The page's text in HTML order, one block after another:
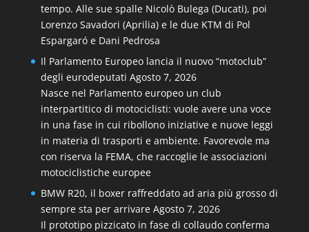
tempo. Alle sue spalle Nicolò Bulega (Ducati), poi
Lorenzo Savadori (Aprilia) e le due KTM di Pol
Espargaró e Dani Pedrosa
Il Parlamento Europeo lancia il nuovo “motoclub”
degli eurodeputati Agosto 7, 2026
Nasce nel Parlamento europeo un club
interpartitico di motociclisti: vuole avere una voce
in una fase in cui ribollono iniziative e nuove leggi
in materia di trasporti e ambiente. Favorevole ma
con riserva la FEMA, che raccoglie le associazioni
motociclistiche europee
BMW R20, il boxer raffreddato ad aria più grosso di
sempre sta per arrivare Agosto 7, 2026
Il prototipo pizzicato in fase di collaudo conferma